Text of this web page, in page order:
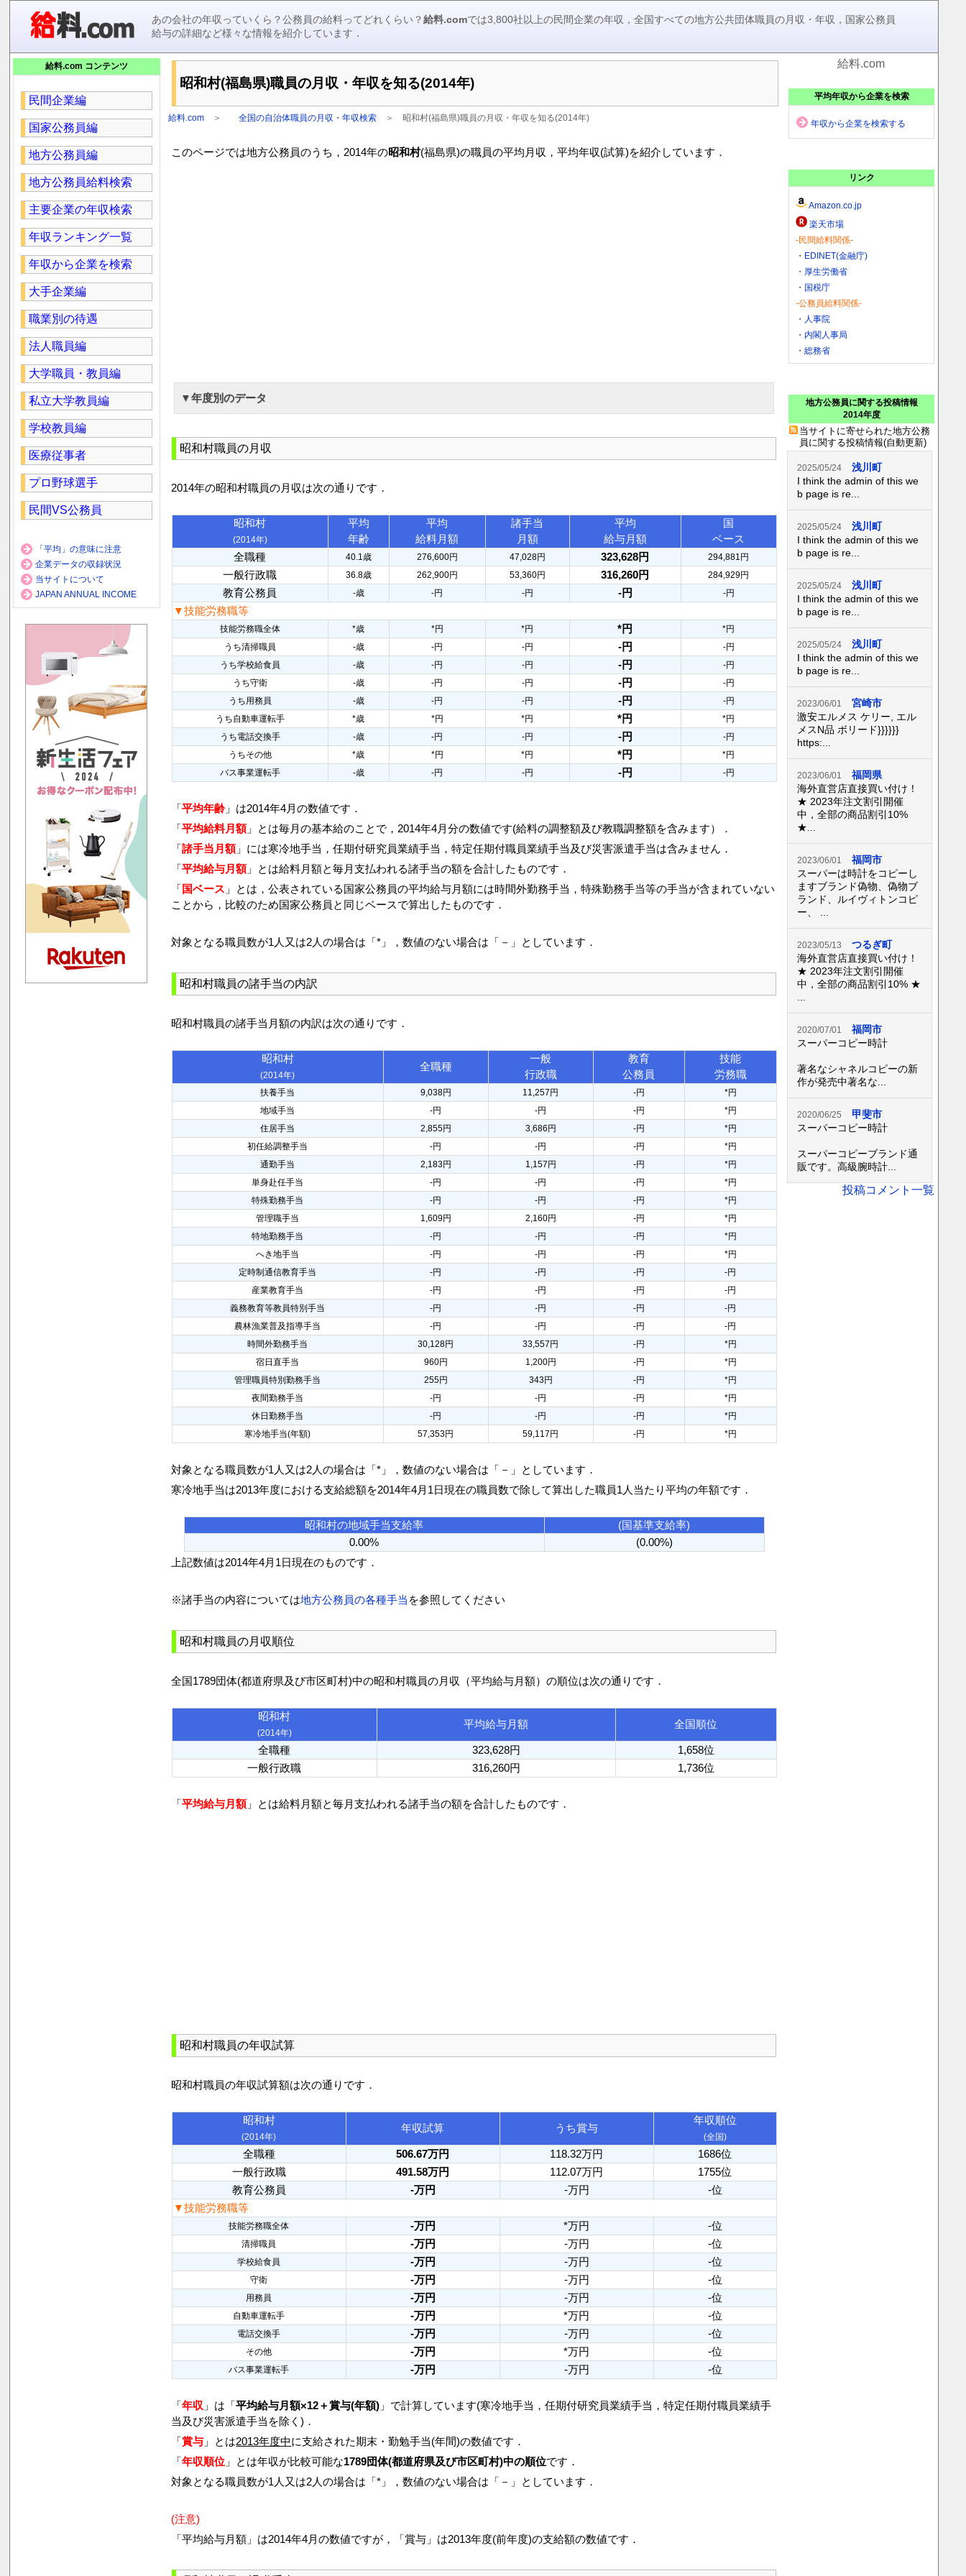
あの会社の年収っていくら？公務員の給料ってどれくらい？給料.comでは3,800社以上の民間企業の年収，全国すべての地方公共団体職員の月収・年収，国家公務員
給与の詳細など様々な情報を紹介しています．
昭和村(福島県)職員の月収・年収を知る(2014年)
給料.com ＞ 全国の自治体職員の月収・年収検索 ＞ 昭和村(福島県)職員の月収・年収を知る(2014年)
このページでは地方公務員のうち，2014年の昭和村(福島県)の職員の平均月収，平均年収(試算)を紹介しています．
▼年度別のデータ
昭和村職員の月収
2014年の昭和村職員の月収は次の通りです．
昭和村
(2014年)
平均
年齢
平均
給料月額
諸手当
月額
平均
給与月額
国
ベース
全職種
40.1歳 276,600円 47,028円 323,628円 294,881円
一般行政職 36.8歳 262,900円 53,360円 316,260円 284,929円
教育公務員 -歳 -円 -円 -円 -円
▼技能労務職等
技能労務職全体 *歳 *円 *円 *円
*円
うち清掃職員
-歳 -円 -円 -円
-円
うち学校給食員
-歳 -円 -円 -円
-円
うち守衛
-歳 -円 -円 -円
-円
うち用務員
-歳 -円 -円 -円
-円
うち自動車運転手
*歳 *円 *円 *円
*円
うち電話交換手
-歳 -円 -円 -円
-円
うちその他
*歳 *円 *円 *円
*円
バス事業運転手
-歳 -円 -円 -円 -円
「平均年齢」は2014年4月の数値です．
「平均給料月額」とは毎月の基本給のことで，2014年4月分の数値です(給料の調整額及び教職調整額を含みます）．
「諸手当月額」には寒冷地手当，任期付研究員業績手当，特定任期付職員業績手当及び災害派遣手当は含みません．
「平均給与月額」とは給料月額と毎月支払われる諸手当の額を合計したものです．
「国ベース 」とは，公表されている国家公務員の平均給与月額には時間外勤務手当，特殊勤務手当等の手当が含まれていない
ことから，比較のため国家公務員と同じベースで算出したものです．
対象となる職員数が1人又は2人の場合は「*」，数値のない場合は「－」としています．
昭和村職員の諸手当の内訳
昭和村職員の諸手当月額の内訳は次の通りです．
昭和村
(2014年)
全職種
一般
行政職
教育
公務員
技能
労務職
扶養手当 9,038円 11,257円 -円
*円
地域手当
-円 -円 -円
*円
住居手当
2,855円 3,686円 -円
*円
初任給調整手当
-円 -円 -円
*円
通勤手当
2,183円 1,157円 -円
*円
単身赴任手当
-円 -円 -円
*円
特殊勤務手当
-円 -円 -円
*円
管理職手当
1,609円 2,160円 -円
*円
特地勤務手当
-円 -円 -円
*円
へき地手当
-円 -円 -円
*円
定時制通信教育手当
-円 -円 -円
-円
産業教育手当
-円 -円 -円
-円
義務教育等教員特別手当
-円 -円 -円
-円
農林漁業普及指導手当
-円 -円 -円
-円
時間外勤務手当
30,128円 33,557円 -円
*円
宿日直手当
960円 1,200円 -円
*円
管理職員特別勤務手当
255円 343円 -円
*円
夜間勤務手当
-円 -円 -円
*円
休日勤務手当
-円 -円 -円
*円
寒冷地手当(年額)
57,353円 59,117円 -円 *円
対象となる職員数が1人又は2人の場合は「*」，数値のない場合は「－」としています．
寒冷地手当は2013年度における支給総額を2014年4月1日現在の職員数で除して算出した職員1人当たり平均の年額です．
昭和村の地域手当支給率
(国基準支給率)
0.00%
(0.00%)
上記数値は2014年4月1日現在のものです．
※諸手当の内容については地方公務員の各種手当 を参照してください
昭和村職員の月収順位
全国1789団体(都道府県及び市区町村)中の昭和村職員の月収（平均給与月額）の順位は次の通りです．
昭和村
(2014年)
平均給与月額 全国順位
全職種 323,628円
1,658位
一般行政職
316,260円 1,736位
「平均給与月額」とは給料月額と毎月支払われる諸手当の額を合計したものです．
昭和村職員の年収試算
昭和村職員の年収試算額は次の通りです．
昭和村
(2014年)
年収試算 うち賞与
年収順位
(全国)
全職種 506.67万円 118.32万円
1686位
一般行政職
491.58万円 112.07万円
1755位
教育公務員
-万円 -万円
-位
▼技能労務職等
技能労務職全体 -万円 *万円 -位
清掃職員 -万円 -万円 -位
学校給食員 -万円 -万円 -位
守衛 -万円 -万円 -位
用務員 -万円 -万円 -位
自動車運転手 -万円 *万円 -位
電話交換手 -万円 -万円 -位
その他 -万円 *万円 -位
バス事業運転手 -万円 -万円 -位
「年収 」は「平均給与月額×12＋賞与(年額) 」で計算しています(寒冷地手当，任期付研究員業績手当，特定任期付職員業績手
当及び災害派遣手当を除く)．
「賞与 」とは2013年度中に支給された期末・勤勉手当(年間)の数値です．
「年収順位 」とは年収が比較可能な1789団体(都道府県及び市区町村)中の順位です．
対象となる職員数が1人又は2人の場合は「*」，数値のない場合は「－」としています．
(注意)
「平均給与月額」は2014年4月の数値ですが，「賞与」は2013年度(前年度)の支給額の数値です．
給料.com コンテンツ
民間企業編
国家公務員編
地方公務員編
地方公務員給料検索
主要企業の年収検索
年収ランキング一覧
年収から企業を検索
大手企業編
職業別の待遇
法人職員編
大学職員・教員編
私立大学教員編
学校教員編
医療従事者
プロ野球選手
民間VS公務員
「平均」の意味に注意
企業データの収録状況
当サイトについて
JAPAN ANNUAL INCOME
給料.com
平均年収から企業を検索
年収から企業を検索する
リンク
Amazon.co.jp
楽天市場
-民間給料関係-
・ EDINET(金融庁)
・ 厚生労働省
・ 国税庁
-公務員給料関係-
・ 人事院
・ 内閣人事局
・総務省
地方公務員に関する投稿情報
2014年度
当サイトに寄せられた地方公務
員に関する投稿情報(自動更新)
2025/05/24
浅川町
I think the admin of this we
b page is re...
2025/05/24
浅川町
I think the admin of this we
b page is re...
2025/05/24
浅川町
I think the admin of this we
b page is re...
2025/05/24
浅川町
I think the admin of this we
b page is re...
2023/06/01
宮崎市
激安エルメス ケリー, エル
メスN品 ボリード}}}}}}
https:...
2023/06/01
福岡県
海外直営店直接買い付け！
★ 2023年注文割引開催
中，全部の商品割引10%
★...
2023/06/01
福岡市
スーパーは時計をコピーし
ますブランド偽物、偽物ブ
ランド、ルイヴィトンコピ
ー、 ...
2023/05/13
つるぎ町
海外直営店直接買い付け！
★ 2023年注文割引開催
中，全部の商品割引10% ★
2020/07/01
福岡市
スーパーコピー時計
著名なシャネルコピーの新
作が発売中著名な...
2020/06/25
甲斐市
スーパーコピー時計
スーパーコピーブランド通
販です。高級腕時計...
投稿コメント一覧